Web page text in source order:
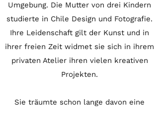
Umgebung. Die Mutter von drei Kindern
studierte in Chile Design und Fotografie.
Ihre Leidenschaft gilt der Kunst und in
ihrer freien Zeit widmet sie sich in ihrem
privaten Atelier ihren vielen kreativen
Projekten.
Sie träumte schon lange davon eine